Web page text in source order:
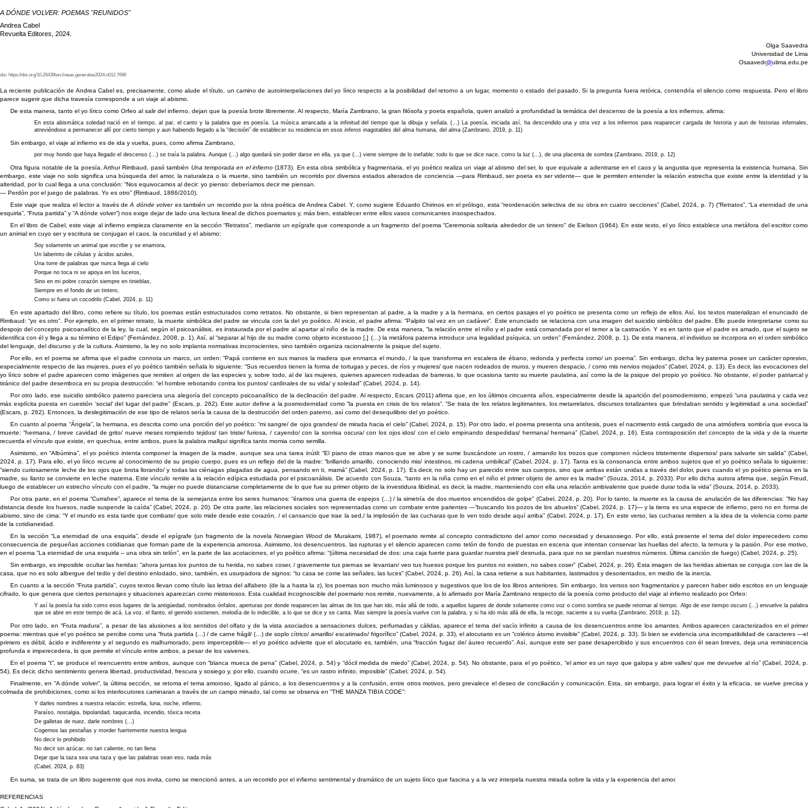
A DÓNDE VOLVER: POEMAS "REUNIDOS"
Andrea Cabel
Revuelta Editores, 2024.
Olga Saavedra
Universidad de Lima
Osaavedr@ulima.edu.pe
doi: https://doi.org/10.26439/en.lineas.generales2024.n012.7696
La reciente publicación de Andrea Cabel es, precisamente, como alude el título, un camino de autointerpelaciones del yo lírico respecto a la posibilidad del retorno a un lugar, momento o estado del pasado. Si la pregunta fuera retórica, contendría el silencio como respuesta. Pero el libro
parece sugerir que dicha travesía corresponde a un viaje al abismo.
De esta manera, tanto el yo lírico como Orfeo al salir del infierno, dejan que la poesía brote libremente. Al respecto, María Zambrano, la gran filósofa y poeta española, quien analizó a profundidad la temática del descenso de la poesía a los infiernos, afirma:
En esta abismática soledad nació en el tiempo, al par, el canto y la palabra que es poesía. La música arrancada a la infinitud del tiempo que la dibuja y señala. (…) La poesía, iniciada así, ha descendido una y otra vez a los infiernos para reaparecer cargada de historia y aun de historias infernales,
atreviéndose a permanecer allí por cierto tiempo y aun habiendo llegado a la “decisión” de establecer su residencia en esos inferos inagotables del alma humana, del alma (Zambrano, 2019, p. 11)
Sin embargo, el viaje al infierno es de ida y vuelta, pues, como afirma Zambrano,
por muy hondo que haya llegado el descenso (…) se traía la palabra. Aunque (…) algo quedará sin poder darse en ella, ya que (…) viene siempre de lo inefable; todo lo que se dice nace, como la luz (…), de una placenta de sombra (Zambrano, 2019, p. 12)
Otra figura notable de la poesía, Arthur Rimbaud, pasó también Una temporada en el infierno(1873). En esta obra simbólica y fragmentaria, el yo poético realiza un viaje al abismo del ser, lo que equivale a adentrarse en el caos y la angustia que representa la existencia humana. Sin
embargo, este viaje no solo significa una búsqueda del amor, la naturaleza o la muerte, sino también un recorrido por diversos estados alterados de conciencia —para Rimbaud, ser poeta es ser vidente— que le permiten entender la relación estrecha que existe entre la identidad y la
alteridad, por lo cual llega a una conclusión: “Nos equivocamos al decir: yo pienso: deberíamos decir me piensan.
— Perdón por el juego de palabras. Yo es otro” (Rimbaud, 1886/2010).
Este viaje que realiza el lector a través de A dónde volveres también un recorrido por la obra poética de Andrea Cabel. Y, como sugiere Eduardo Chirinos en el prólogo, esta “reordenación selectiva de su obra en cuatro secciones” (Cabel, 2024, p. 7) (“Retratos”, “La eternidad de una
esquirla”, “Fruta partida” y “A dónde volver”) nos exige dejar de lado una lectura lineal de dichos poemarios y, más bien, establecer entre ellos vasos comunicantes insospechados.
En el libro de Cabel, este viaje al infierno empieza claramente en la sección “Retratos”, mediante un epígrafe que corresponde a un fragmento del poema “Ceremonia solitaria alrededor de un tintero” de Eielson (1964). En este texto, el yo lírico establece una metáfora del escritor como
un animal en cuyo ser y escritura se conjugan el caos, la oscuridad y el abismo:
Soy solamente un animal que escribe y se enamora,
Un laberinto de células y ácidos azules,
Una torre de palabras que nunca llega al cielo
Porque no toca ni se apoya en los luceros,
Sino en mi pobre corazón siempre en tinieblas,
Siempre en el fondo de un tintero,
Como si fuera un cocodrilo (Cabel, 2024, p. 11)
En este apartado del libro, como refiere su título, los poemas están estructurados como retratos. No obstante, si bien representan al padre, a la madre y a la hermana, en ciertos pasajes el yo poético se presenta como un reflejo de ellos. Así, los textos materializan el enunciado de
Rimbaud: “yo es otro”. Por ejemplo, en el primer retrato, la muerte simbólica del padre se vincula con la del yo poético. Al inicio, el padre afirma: “Palpito tal vez en un cadáver”. Este enunciado se relaciona con una imagen del suicidio simbólico del padre. Ello puede interpretarse como su
despojo del concepto psicoanalítico de la ley, la cual, según el psicoanálisis, es instaurada por el padre al apartar al niño de la madre. De esta manera, “la relación entre el niño y el padre está comandada por el temor a la castración. Y es en tanto que el padre es amado, que el sujeto se
identifica con él y llega a su término el Edipo” (Fernández, 2008, p. 1). Así, al “separar al hijo de su madre como objeto incestuoso [,] (…) la metáfora paterna introduce una legalidad psíquica, un orden” (Fernández, 2008, p. 1). De esta manera, el individuo se incorpora en el orden simbólico
del lenguaje, del discurso y de la cultura. Asimismo, la ley no solo implanta normativas inconscientes, sino también organiza racionalmente la psique del sujeto.
Por ello, en el poema se afirma que el padre connota un marco, un orden: “Papá contiene en sus manos la madera que enmarca el mundo, / la que transforma en escalera de ébano, redonda y perfecta como/ un poema”. Sin embargo, dicha ley paterna posee un carácter opresivo,
especialmente respecto de las mujeres, pues el yo poético también señala lo siguiente: “Sus recuerdos tienen la forma de tortugas y peces, de ríos y mujeres/ que nacen rodeados de muros, y mueren despacio, / como mis nervios mojados” (Cabel, 2024, p. 13). Es decir, las evocaciones del
yo lírico sobre el padre aparecen como imágenes que remiten al origen de las especies y, sobre todo, al de las mujeres, quienes aparecen rodeadas de barreras, lo que ocasiona tanto su muerte paulatina, así como la de la psique del propio yo poético. No obstante, el poder patriarcal y
tiránico del padre desemboca en su propia destrucción: “el hombre rebotando contra los puntos/ cardinales de su vida/ y soledad” (Cabel, 2024, p. 14).
Por otro lado, ese suicidio simbólico paterno pareciera una alegoría del concepto psicoanalítico de la declinación del padre. Al respecto, Escars (2011) afirma que, en los últimos cincuenta años, especialmente desde la aparición del posmodernismo, empezó “una paulatina y cada vez
más explícita puesta en cuestión ‘social’ del lugar del padre” (Escars, p. 262). Este autor define a la posmodernidad como “la puesta en crisis de los relatos”. “Se trata de los relatos legitimantes, los metarrelatos, discursos totalizantes que brindaban sentido y legitimidad a una sociedad”
(Escars, p. 262). Entonces, la deslegitimación de ese tipo de relatos sería la causa de la destrucción del orden paterno, así como del desequilibrio del yo poético.
En cuanto al poema “Ángela”, la hermana, es descrita como una porción del yo poético: “mi sangre/ de ojos grandes/ de mirada hacia el cielo” (Cabel, 2024, p. 15). Por otro lado, el poema presenta una antítesis, pues el nacimiento está cargado de una atmósfera sombría que evoca la
muerte: “hermana, / breve cavidad de grito/ nueve meses rompiendo tejidos/ tan triste/ furiosa, / cayendo/ con la sonrisa oscura/ con los ojos idos/ con el cielo empinando despedidas/ hermana/ hermana” (Cabel, 2024, p. 16). Esta contraposición del concepto de la vida y de la muerte
recuerda el vínculo que existe, en quechua, entre ambos, pues la palabra mallquisignifica tanto momia como semilla.
Asimismo, en “Albúmina”, el yo poético intenta componer la imagen de la madre, aunque sea una tarea inútil: “El piano de otras manos que se abre y se sume buscándote un rostro, / armando los trozos que componen núcleos tristemente dispersos/ para salvarte sin salida” (Cabel,
2024, p. 17). Para ello, el yo lírico recurre al conocimiento de su propio cuerpo, pues es un reflejo del de la madre: “brillando amarillo, conociendo mis/ intestinos, mi cadena umbilical” (Cabel, 2024, p. 17). Tanta es la consonancia entre ambos sujetos que el yo poético señala lo siguiente:
“siendo curiosamente leche de los ojos que brota llorando/ y todas las ciénagas plagadas de agua, pensando en ti, mamá” (Cabel, 2024, p. 17). Es decir, no solo hay un parecido entre sus cuerpos, sino que ambas están unidas a través del dolor, pues cuando el yo poético piensa en la
madre, su llanto se convierte en leche materna. Este vínculo remite a la relación edípica estudiada por el psicoanálisis. De acuerdo con Souza, “tanto en la niña como en el niño el primer objeto de amor es la madre” (Souza, 2014, p. 2033). Por ello dicha autora afirma que, según Freud,
luego de establecer un estrecho vínculo con el padre, “la mujer no puede distanciarse completamente de lo que fue su primer objeto de la investidura libidinal, es decir, la madre, manteniendo con ella una relación ambivalente que puede durar toda la vida” (Souza, 2014, p. 2033).
Por otra parte, en el poema “Currahee”, aparece el tema de la semejanza entre los seres humanos: “éramos una guerra de espejos (…) / la simetría de dos muertos encendidos de golpe” (Cabel, 2024, p. 20). Por lo tanto, la muerte es la causa de anulación de las diferencias: “No hay
distancia desde los huesos, nadie suspende la caída” (Cabel, 2024, p. 20). De otra parte, las relaciones sociales son representadas como un combate entre parientes —“buscando los pozos de los abuelos” (Cabel, 2024, p. 17)— y la tierra es una especie de infierno, pero no en forma de
abismo, sino de cima: “Y el mundo es esta tarde que combate/ que solo mide desde este corazón, / el cansancio que trae la sed,/ la implosión de las cucharas que lo ven todo desde aquí arriba” (Cabel, 2024, p. 17). En este verso, las cucharas remiten a la idea de la violencia como parte
de la cotidianeidad.
En la sección “La eternidad de una esquirla”, desde el epígrafe (un fragmento de la novela Norwegian Woodde Murakami, 1987), el poemario remite al concepto contradictorio del amor como necesidad y desasosiego. Por ello, está presente el tema del dolor imperecedero como
consecuencia de pequeñas acciones cotidianas que forman parte de la experiencia amorosa. Asimismo, los desencuentros, las rupturas y el silencio aparecen como telón de fondo de puestas en escena que intentan conservar las huellas del afecto, la ternura y la pasión. Por ese motivo,
en el poema “La eternidad de una esquirla – una obra sin telón”, en la parte de las acotaciones, el yo poético afirma: “(última necesidad de dos: una caja fuerte para guardar nuestra piel/ desnuda, para que no se pierdan nuestros números. Última canción de fuego) (Cabel, 2024, p. 25).
Sin embargo, es imposible ocultar las heridas: “ahora juntas los puntos de tu herida, no sabes coser, / gravemente tus piernas se levantan/ veo tus huesos porque los puntos no existen, no sabes coser” (Cabel, 2024, p. 26). Esta imagen de las heridas abiertas se conjuga con las de la
casa, que no es solo albergue del tedio y del destino enlodado, sino, también, es usurpadora de signos: “tu casa se come las señales, las luces” (Cabel, 2024, p. 26). Así, la casa retiene a sus habitantes, lastimados y desorientados, en medio de la inercia.
En cuanto a la sección “Fruta partida”, cuyos textos llevan como título las letras del alfabeto (de la a hasta la z), los poemas son mucho más luminosos y sugestivos que los de los libros anteriores. Sin embargo, los versos son fragmentarios y parecen haber sido escritos en un lenguaje
cifrado, lo que genera que ciertos personajes y situaciones aparezcan como misteriosos. Esta cualidad incognoscible del poemario nos remite, nuevamente, a lo afirmado por María Zambrano respecto de la poesía como producto del viaje al infierno realizado por Orfeo:
Y así la poesía ha sido como esos lugares de la antigüedad, nombrados ónfalos, aperturas por donde reaparecen las almas de los que han ido, más allá de todo, a aquellos lugares de donde solamente como voz o como sombra se puede retornar al tiempo. Algo de ese tiempo oscuro (…) envuelve la palabra
que se abre en este tiempo de acá. La voz, el llanto, el gemido sostienen, melodía de lo indecible, a lo que se dice y se canta. Mas siempre la poesía vuelve con la palabra, y si ha ido más allá de ella, la recoge, naciente a su vuelta (Zambrano, 2019, p. 12).
Por otro lado, en “Fruta madura”, a pesar de las alusiones a los sentidos del olfato y de la vista asociados a sensaciones dulces, perfumadas y cálidas, aparece el tema del vacío infinito a causa de los desencuentros entre los amantes. Ambos aparecen caracterizados en el primer
poema: mientras que el yo poético se percibe como una “fruta partida (…) / de carne frágil/ (…) de soplo cítrico/ amarillo/ escatimado/ frigorífico” (Cabel, 2024, p. 33), el alocutario es un “colérico átomo invisible” (Cabel, 2024, p. 33). Si bien se evidencia una incompatibilidad de caracteres —el
primero es débil, ácido e indiferente y el segundo es malhumorado, pero imperceptible— el yo poético advierte que el alocutario es, también, una “fracción fugaz de/ áureo recuerdo”. Así, aunque este ser pase desapercibido y sus encuentros con él sean breves, deja una reminiscencia
profunda e imperecedera, lo que permite el vínculo entre ambos, a pesar de los vaivenes.
En el poema “t”, se produce el reencuentro entre ambos, aunque con “blanca mueca de pena” (Cabel, 2024, p. 54) y “dócil medida de miedo” (Cabel, 2024, p. 54). No obstante, para el yo poético, “el amor es un rayo que galopa y abre valles/ que me devuelve al río” (Cabel, 2024, p.
54). Es decir, dicho sentimiento genera libertad, productividad, frescura y sosiego y, por ello, cuando ocurre, “es un rastro infinito, imposible” (Cabel, 2024, p. 54).
Finalmente, en “A dónde volver”, la última sección, se retoma el tema amoroso, ligado al pánico, a los desencuentros y a la confusión, entre otros motivos, pero prevalece el deseo de conciliación y comunicación. Esta, sin embargo, para lograr el éxito y la eficacia, se vuelve precisa y
colmada de prohibiciones, como si los interlocutores caminaran a través de un campo minado, tal como se observa en “THE MANZA TIBIA CODE”:
Y darles nombres a nuestra relación: estrella, luna, noche, infierno,
Paraíso, nostalgia, bipolaridad, taquicardia, incendio, tóxica receta
De galletas de nuez, darle nombres (…)
Cogernos las pestañas y morder fuertemente nuestra lengua
No decir lo prohibido
No decir sin azúcar, no tan caliente, no tan llena
Dejar que la taza sea una taza y que las palabras sean eso, nada más
(Cabel, 2024, p. 83)
En suma, se trata de un libro sugerente que nos invita, como se mencionó antes, a un recorrido por el infierno sentimental y dramático de un sujeto lírico que fascina y a la vez interpela nuestra mirada sobre la vida y la experiencia del amor.
REFERENCIAS